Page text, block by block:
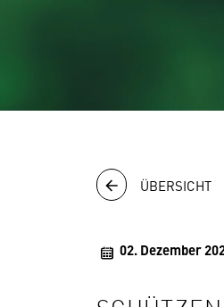
ÜBERSICHT
02. Dezember